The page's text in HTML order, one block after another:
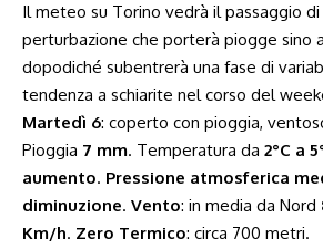
Il meteo su Torino vedrà il passaggio di
perturbazione che porterà piogge sino
dopodiché subentrerà una fase di
tendenza a schiarite nel corso del
Martedì 6: coperto con pioggia,
Pioggia 7 mm. Temperatura da 2°C a
aumento. Pressione atmosferica
diminuzione. Vento: in media da Nord
Km/h. Zero Termico: circa 700 metri.